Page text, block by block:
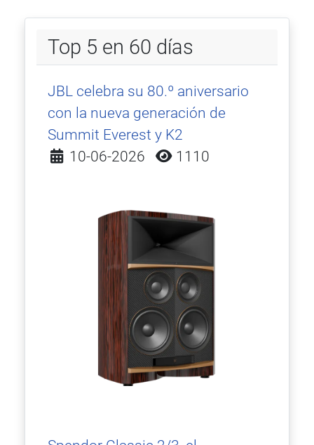
Top 5 en 60 días
JBL celebra su 80.º aniversario
con la nueva generación de
Summit Everest y K2
Detalles
10-06-2026 1110